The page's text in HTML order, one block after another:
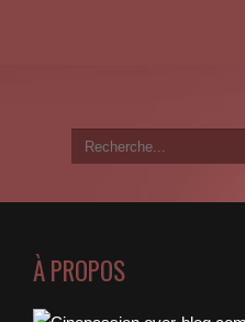
À PROPOS